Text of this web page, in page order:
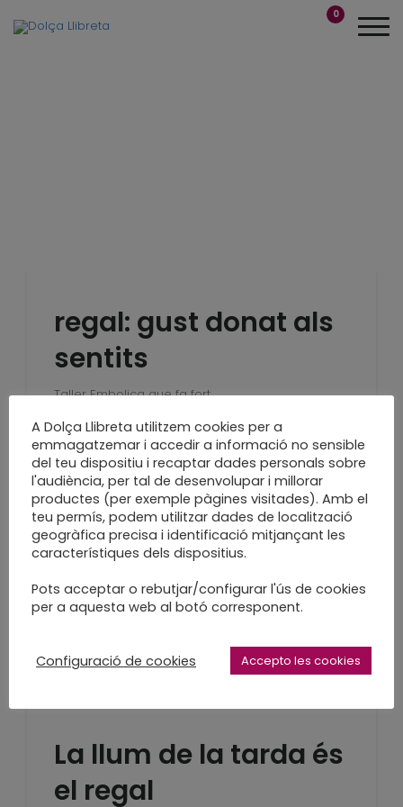
0
regal: gust donat als
sentits
Taller Embolica que fa fort
LEARN MORE
Es pot embolicar un
viatge?
embolcall
La llum de la tarda és
el regal
A Dolça Llibreta utilitzem cookies per a
emmagatzemar i accedir a informació no sensible
del teu dispositiu i recaptar dades personals sobre
l'audiència, per tal de desenvolupar i millorar
productes (per exemple pàgines visitades). Amb el
teu permís, podem utilitzar dades de localització
geogràfica precisa i identificació mitjançant les
característiques dels dispositius.
Pots acceptar o rebutjar/configurar l'ús de cookies
per a aquesta web al botó corresponent.
Configuració de cookies Accepto les cookies